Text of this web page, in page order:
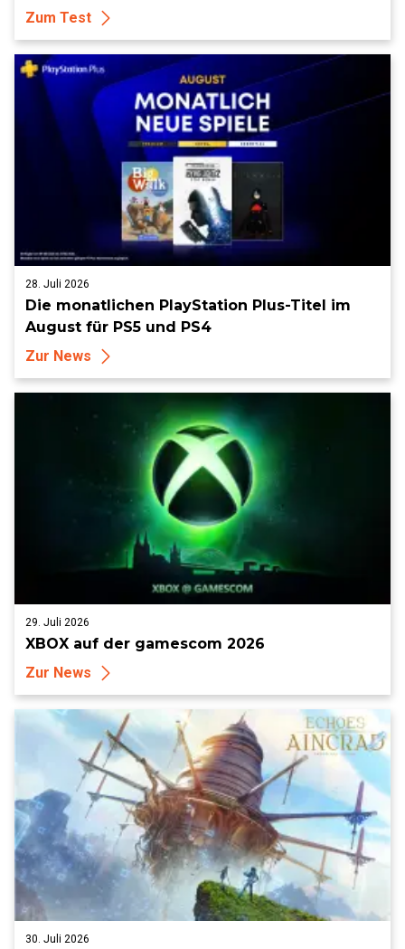
Zum Test
28. Juli 2026
Die monatlichen PlayStation Plus-Titel im
August für PS5 und PS4
Zur News
29. Juli 2026
XBOX auf der gamescom 2026
Zur News
30. Juli 2026